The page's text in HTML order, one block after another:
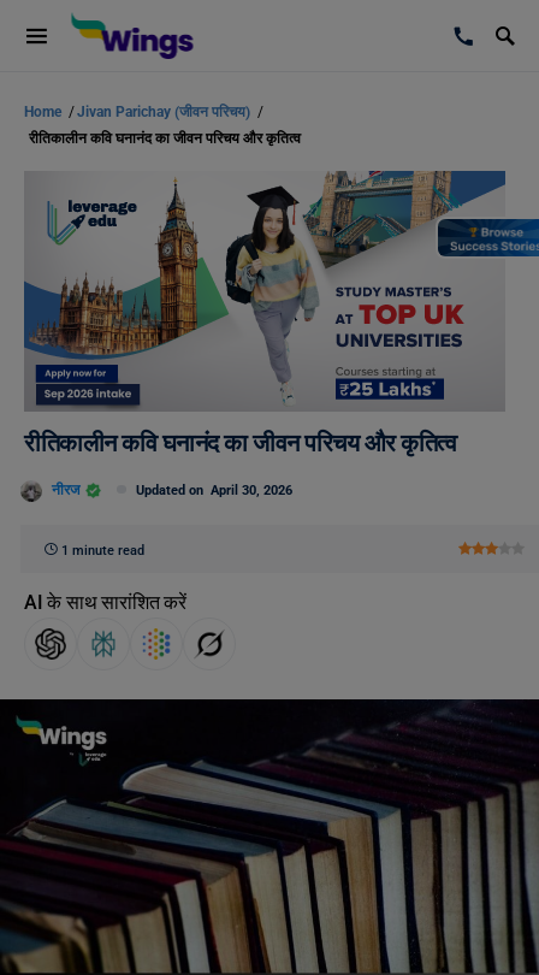
Home /Jivan Parichay (जीवन परिचय) /
रीतिकालीन कवि घनानंद का जीवन परिचय और कृतित्व
रीतिकालीन कवि घनानंद का जीवन परिचय और कृतित्व
नीरज Updated on April 30, 2026
1 minute read
AI के साथ सारांशित करें